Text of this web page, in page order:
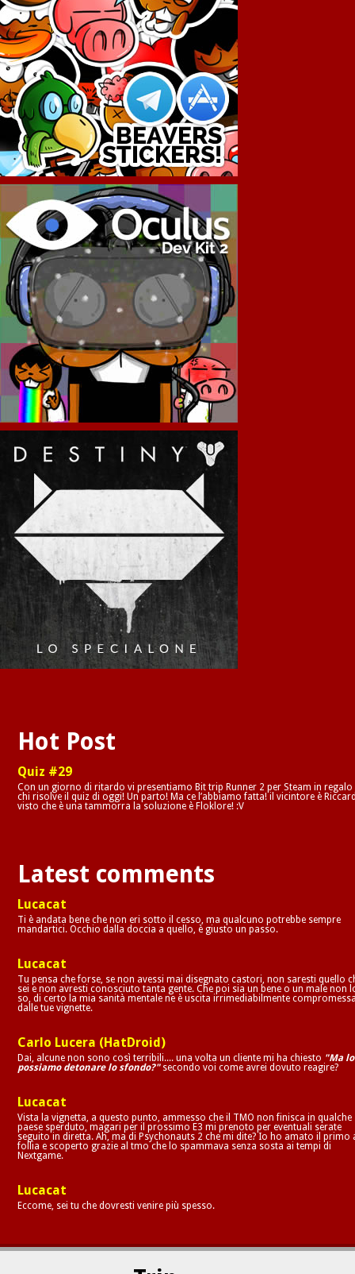
Hot Post
Quiz #29
Con un giorno di ritardo vi presentiamo Bit trip Runner 2 per Steam in regalo
chi risolve il quiz di oggi! Un parto! Ma ce l’abbiamo fatta! il vicintore è
visto che è una tammorra la soluzione è Floklore! :V
Latest comments
Lucacat
Ti è andata bene che non eri sotto il cesso, ma qualcuno potrebbe sempre
mandartici. Occhio dalla doccia a quello, è giusto un passo.
Lucacat
Tu pensa che forse, se non avessi mai disegnato castori, non saresti quello
sei e non avresti conosciuto tanta gente. Che poi sia un bene o un male non
so, di certo la mia sanità mentale ne è uscita irrimediabilmente
dalle tue vignette.
Carlo Lucera (HatDroid)
Dai, alcune non sono così terribili.... una volta un cliente mi ha chiesto "Ma lo
possiamo detonare lo sfondo?"secondo voi come avrei dovuto reagire?
Lucacat
Vista la vignetta, a questo punto, ammesso che il TMO non finisca in qualche
paese sperduto, magari per il prossimo E3 mi prenoto per eventuali serate
seguito in diretta. Ah, ma di Psychonauts 2 che mi dite? Io ho amato il primo
follia e scoperto grazie al tmo che lo spammava senza sosta ai tempi di
Nextgame.
Lucacat
Eccome, sei tu che dovresti venire più spesso.